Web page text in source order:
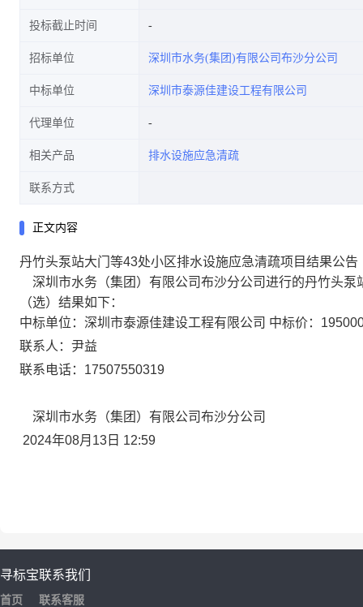
投标截止时间
招标单位 深圳市水务(集团)有限公司布沙分公司
中标单位 深圳市泰源佳建设工程有限公司
代理单位
相关产品 排水设施应急清疏
联系方式
正文内容
丹竹头泵站大门等43处小区排水设施应急清疏项目结果公告
深圳市水务（集团）有限公司布沙分公司进行的丹竹头泵
（选）结果如下：
中标单位： 深圳市泰源佳建设工程有限公司 中标价：
联系人： 尹益
联系电话： 17507550319
深圳市水务（集团）有限公司布沙分公司
2024年08月13日 12:59
寻标宝
首页
联系我们
联系客服